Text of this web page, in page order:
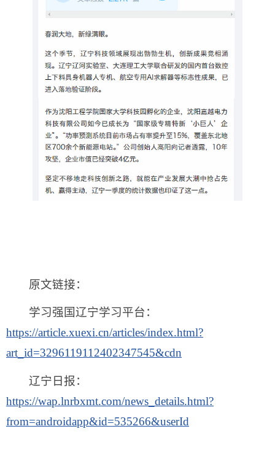
原文链接：
学习强国辽宁学习平台：
https://article.xuexi.cn/articles/index.html?
art_id=3296119112402347545&cdn
辽宁日报：
https://wap.lnrbxmt.com/news_details.html?
from=androidapp&id=535266&userId